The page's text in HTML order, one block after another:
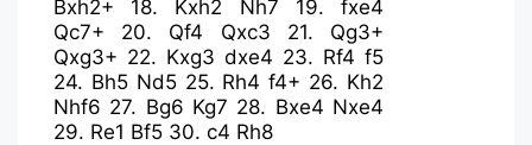
Bxh2+
18. Kxh2 Nh7 19.fxe4
Qc7+
20. Qf4 Qxc3 21. Qg3+
Qxg3+ 22. Kxg3 dxe4 23. Rf4 f5
24. Bh5 Nd5 25. Rh4 f4+ 26. Kh2
Nhf6 27. Bg6 Kg7 28. Bxe4 Nxe4
29. Re1 Bf5 30. c4 Rh8